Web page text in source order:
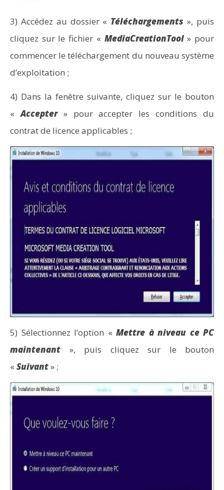
3) Accédez au dossier « Téléchargements», puis
cliquez sur le fichier « MediaCreationTool» pour
commencer le téléchargement du nouveau système
d’exploitation ;
4) Dans la fenêtre suivante, cliquez sur le bouton
«Accepter» pour accepter les conditions du
contrat de licence applicables ;
5) Sélectionnez l’option « Mettre à niveau ce PC
maintenant », puis cliquez sur le bouton
« Suivant» ;